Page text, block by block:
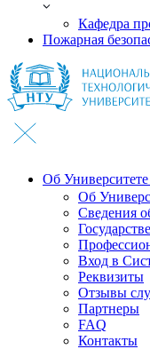
Кафедра
Пожарная
Об Университете
Об
Сведения
Вход в
Реквизиты
Отзывы
Партнеры
FAQ
Контакты